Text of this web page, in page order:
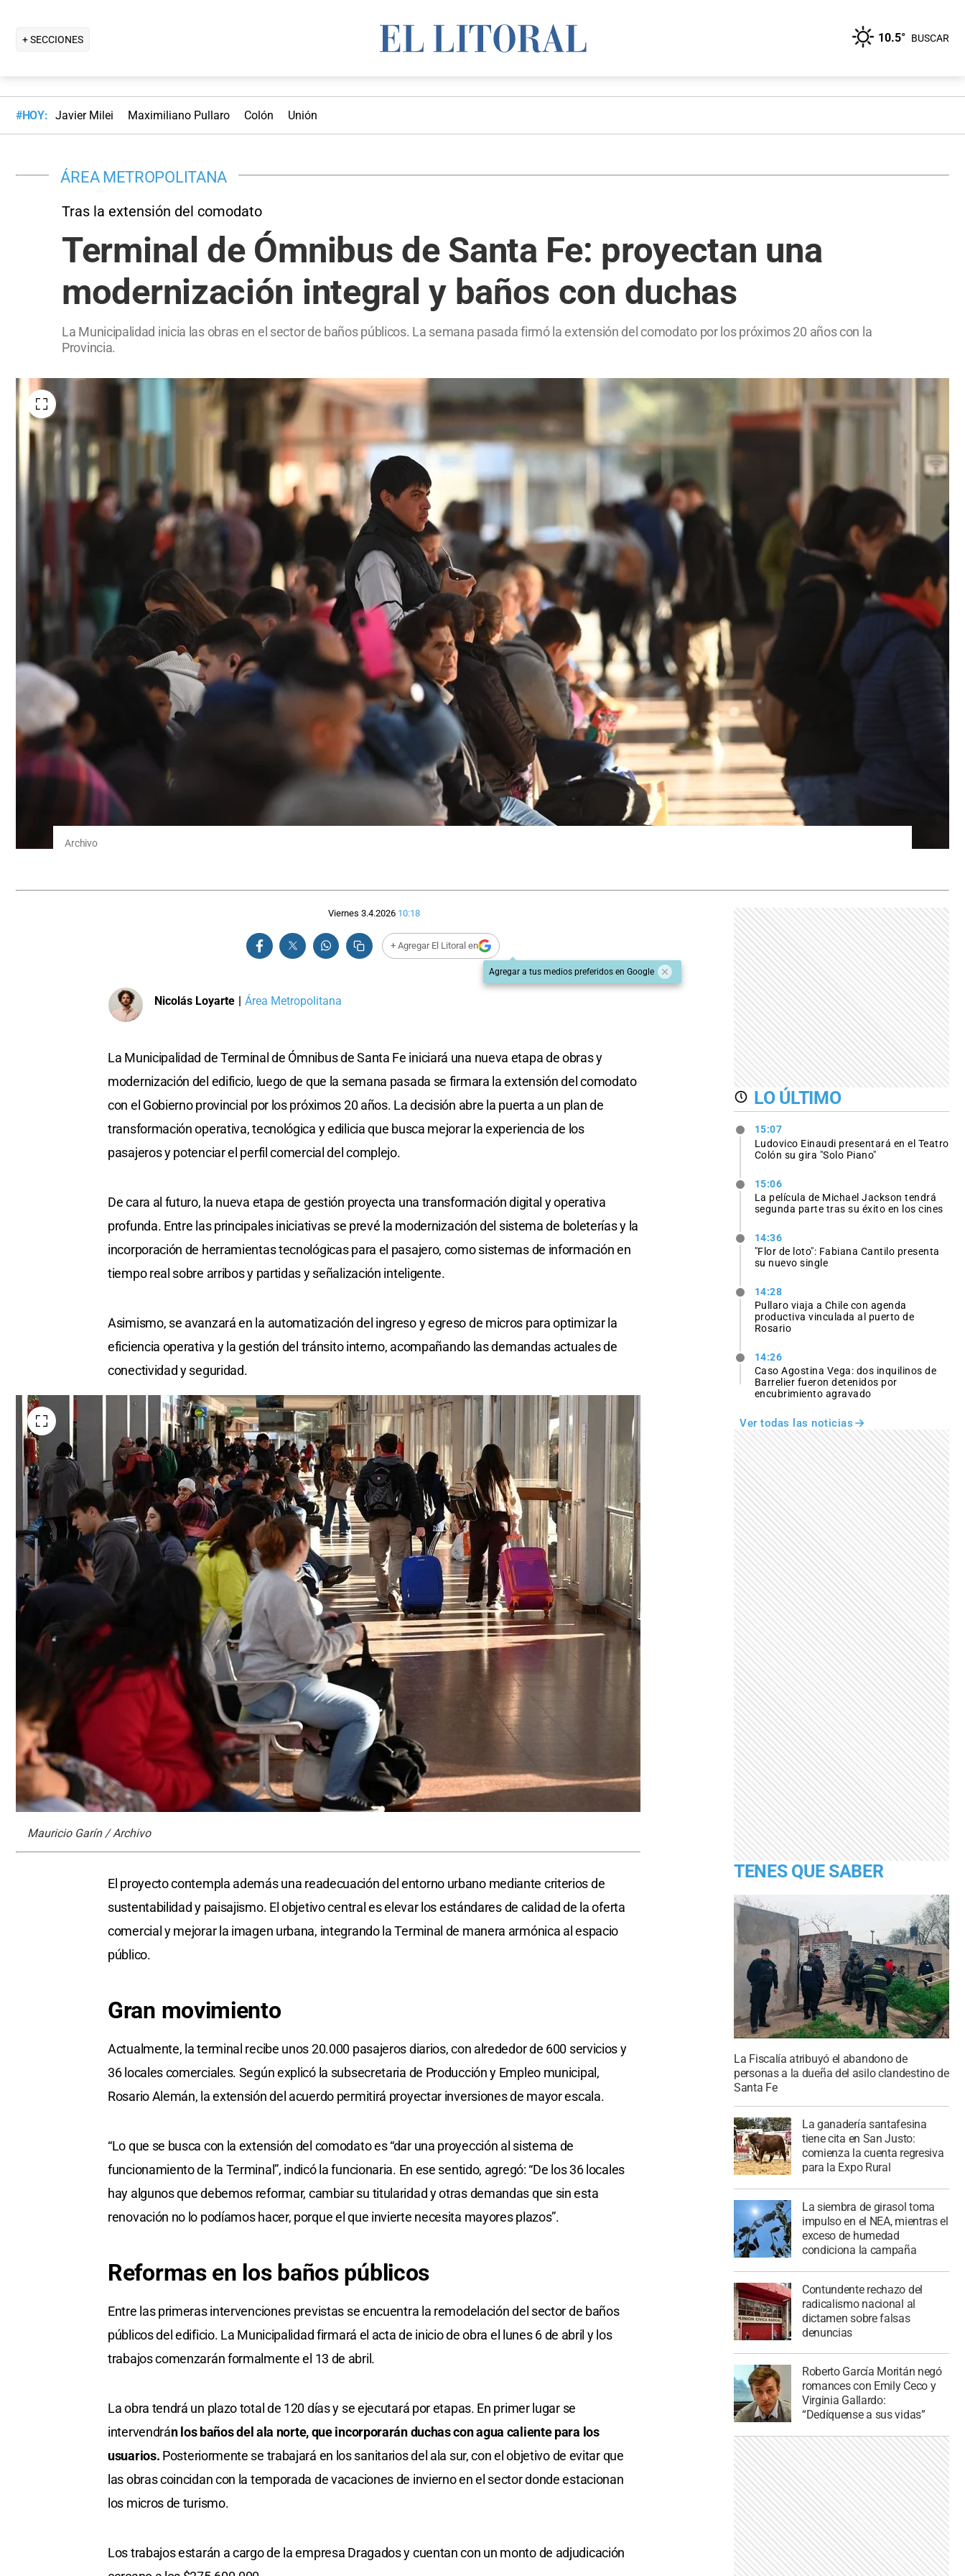
+ SECCIONES 10.5° BUSCAR
#HOY: Javier Milei Maximiliano Pullaro Colón Unión
ÁREA METROPOLITANA
Tras la extensión del comodato
Terminal de Ómnibus de Santa Fe: proyectan una
modernización integral y baños con duchas
La Municipalidad inicia las obras en el sector de baños públicos. La semana pasada firmó la extensión del comodato por los próximos 20 años con la
Provincia.
Archivo
Viernes 3.4.2026 10:18
+ Agregar El Litoral en
Agregar a tus medios preferidos en Google
Nicolás Loyarte | Área Metropolitana
La Municipalidad de Terminal de Ómnibus de Santa Fe iniciará una nueva etapa de obras y
modernización del edificio, luego de que la semana pasada se firmara la extensión del comodato
con el Gobierno provincial por los próximos 20 años. La decisión abre la puerta a un plan de
transformación operativa, tecnológica y edilicia que busca mejorar la experiencia de los
pasajeros y potenciar el perfil comercial del complejo.
De cara al futuro, la nueva etapa de gestión proyecta una transformación digital y operativa
profunda. Entre las principales iniciativas se prevé la modernización del sistema de boleterías y la
incorporación de herramientas tecnológicas para el pasajero, como sistemas de información en
tiempo real sobre arribos y partidas y señalización inteligente.
Asimismo, se avanzará en la automatización del ingreso y egreso de micros para optimizar la
eficiencia operativa y la gestión del tránsito interno, acompañando las demandas actuales de
conectividad y seguridad.
Mauricio Garín / Archivo
El proyecto contempla además una readecuación del entorno urbano mediante criterios de
sustentabilidad y paisajismo. El objetivo central es elevar los estándares de calidad de la oferta
comercial y mejorar la imagen urbana, integrando la Terminal de manera armónica al espacio
público.
Gran movimiento
Actualmente, la terminal recibe unos 20.000 pasajeros diarios, con alrededor de 600 servicios y
36 locales comerciales. Según explicó la subsecretaria de Producción y Empleo municipal,
Rosario Alemán, la extensión del acuerdo permitirá proyectar inversiones de mayor escala.
“Lo que se busca con la extensión del comodato es “dar una proyección al sistema de
funcionamiento de la Terminal”, indicó la funcionaria. En ese sentido, agregó: “De los 36 locales
hay algunos que debemos reformar, cambiar su titularidad y otras demandas que sin esta
renovación no lo podíamos hacer, porque el que invierte necesita mayores plazos”.
Reformas en los baños públicos
Entre las primeras intervenciones previstas se encuentra la remodelación del sector de baños
públicos del edificio. La Municipalidad firmará el acta de inicio de obra el lunes 6 de abril y los
trabajos comenzarán formalmente el 13 de abril.
La obra tendrá un plazo total de 120 días y se ejecutará por etapas. En primer lugar se
intervendrán los baños del ala norte, que incorporarán duchas con agua caliente para los
usuarios. Posteriormente se trabajará en los sanitarios del ala sur, con el objetivo de evitar que
las obras coincidan con la temporada de vacaciones de invierno en el sector donde estacionan
los micros de turismo.
Los trabajos estarán a cargo de la empresa Dragados y cuentan con un monto de adjudicación
LO ÚLTIMO
15:07
Ludovico Einaudi presentará en el Teatro
Colón su gira "Solo Piano"
15:06
La película de Michael Jackson tendrá
segunda parte tras su éxito en los cines
14:36
"Flor de loto": Fabiana Cantilo presenta
su nuevo single
14:28
Pullaro viaja a Chile con agenda
productiva vinculada al puerto de
Rosario
14:26
Caso Agostina Vega: dos inquilinos de
Barrelier fueron detenidos por
encubrimiento agravado
Ver todas las noticias
TENES QUE SABER
La Fiscalía atribuyó el abandono de
personas a la dueña del asilo clandestino de
Santa Fe
La ganadería santafesina
tiene cita en San Justo:
comienza la cuenta regresiva
para la Expo Rural
La siembra de girasol toma
impulso en el NEA, mientras el
exceso de humedad
condiciona la campaña
Contundente rechazo del
radicalismo nacional al
dictamen sobre falsas
denuncias
Roberto García Moritán negó
romances con Emily Ceco y
Virginia Gallardo:
“Dedíquense a sus vidas”